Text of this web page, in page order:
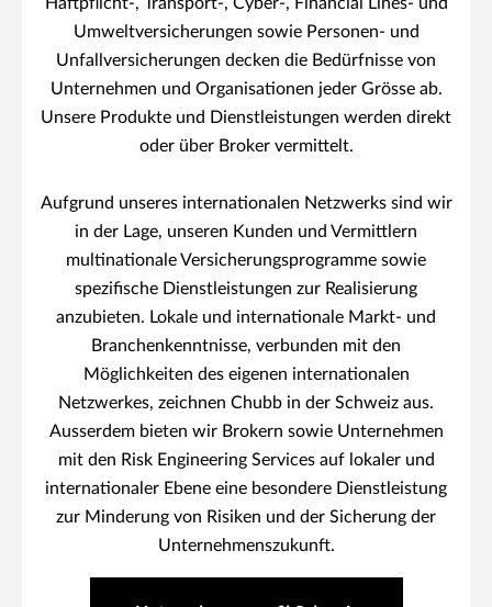
Umweltversicherungen sowie Personen- und
Unfallversicherungen decken die Bedürfnisse von
Unternehmen und Organisationen jeder Grösse ab.
Unsere Produkte und Dienstleistungen werden direkt
oder über Broker vermittelt.
Aufgrund unseres internationalen Netzwerks sind wir
in der Lage, unseren Kunden und Vermittlern
multinationale Versicherungsprogramme sowie
spezifische Dienstleistungen zur Realisierung
anzubieten. Lokale und internationale Markt- und
Branchenkenntnisse, verbunden mit den
Möglichkeiten des eigenen internationalen
Netzwerkes, zeichnen Chubb in der Schweiz aus.
Ausserdem bieten wir Brokern sowie Unternehmen
mit den Risk Engineering Services auf lokaler und
internationaler Ebene eine besondere Dienstleistung
zur Minderung von Risiken und der Sicherung der
Unternehmenszukunft.